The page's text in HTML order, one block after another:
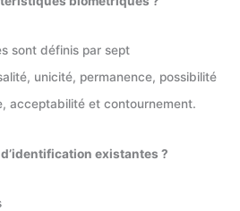
sont définis par sept
unicité, permanence, possibilité
acceptabilité et contournement.
existantes ?